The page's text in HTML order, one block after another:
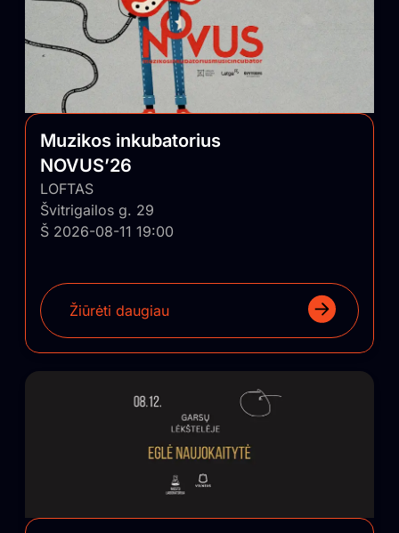
Muzikos inkubatorius
NOVUS’26
LOFTAS
Švitrigailos g. 29
Š 2026-08-11 19:00
Žiūrėti daugiau